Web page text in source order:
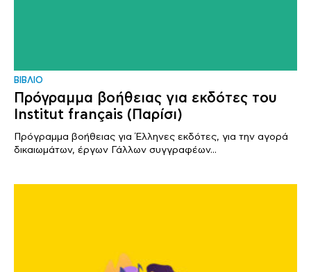
ΒΙΒΛΙΟ
Πρόγραμμα βοήθειας για εκδότες του
Institut français (Παρίσι)
Πρόγραμμα βοήθειας για Έλληνες εκδότες, για την αγορά
δικαιωμάτων, έργων Γάλλων συγγραφέων...